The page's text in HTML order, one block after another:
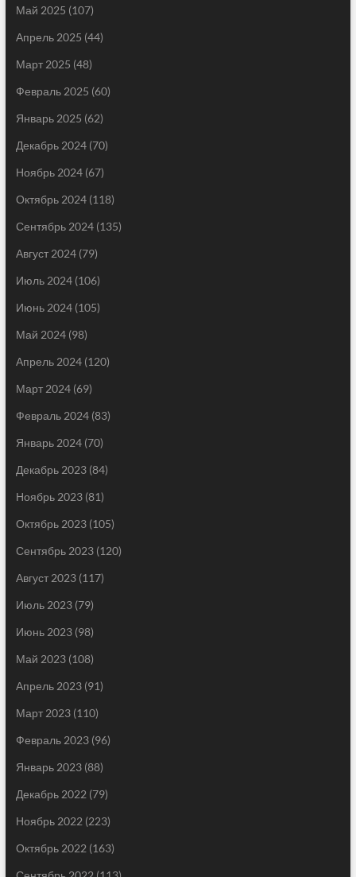
Май 2025 (107)
Апрель 2025 (44)
Март 2025 (48)
Февраль 2025 (60)
Январь 2025 (62)
Декабрь 2024(70)
Ноябрь 2024(67)
Октябрь 2024(118)
Сентябрь 2024(135)
Август 2024(79)
Июль 2024(106)
Июнь 2024(105)
Май 2024(98)
Апрель 2024(120)
Март 2024(69)
Февраль 2024(83)
Январь 2024(70)
Декабрь 2023(84)
Ноябрь 2023(81)
Октябрь 2023(105)
Сентябрь 2023(120)
Август 2023(117)
Июль 2023(79)
Июнь 2023(98)
Май 2023(108)
Апрель 2023(91)
Март 2023(110)
Февраль 2023(96)
Январь 2023(88)
Декабрь 2022 (79)
Ноябрь 2022 (223)
Октябрь 2022 (163)